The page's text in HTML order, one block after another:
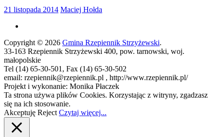
21 listopada 2014 Maciej Hołda
Copyright © 2026 Gmina Rzepiennik Strzyżewski.
33-163 Rzepiennik Strzyżewski 400, pow. tarnowski, woj.
małopolskie
Tel (14) 65-30-501, Fax (14) 65-30-502
email: rzepiennik@rzepiennik.pl , http://www.rzepiennik.pl/
Projekt i wykonanie: Monika Płaczek
Ta strona używa plików Cookies. Korzystając z witryny, zgadzasz
się na ich stosowanie.
Akceptuję Reject Czytaj więcej...